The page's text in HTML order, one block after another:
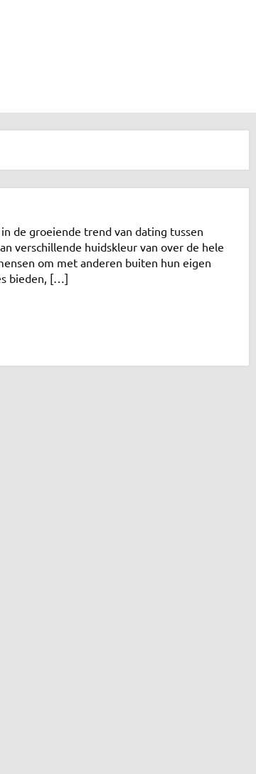
de groeiende trend van dating tussen
verschillende huidskleur van over de hele
om met anderen buiten hun eigen
bieden, […]